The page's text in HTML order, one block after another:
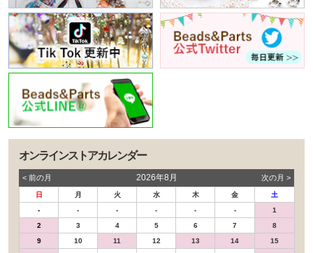
オンラインストアカレンダー
< 前の⽉ 2026年8月 次の⽉ >
日 月 火 水 木 金
土
-
- - - - -
1
2
3 4 5 6 7
8
9
10 11 12 13 14
15